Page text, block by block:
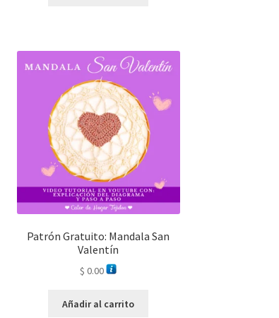
Patrón Gratuito: Mandala San
Valentín
$ 0.00
Añadir al carrito